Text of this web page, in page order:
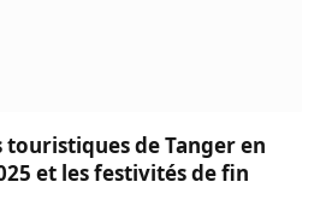
touristiques de Tanger en
et les festivités de fin